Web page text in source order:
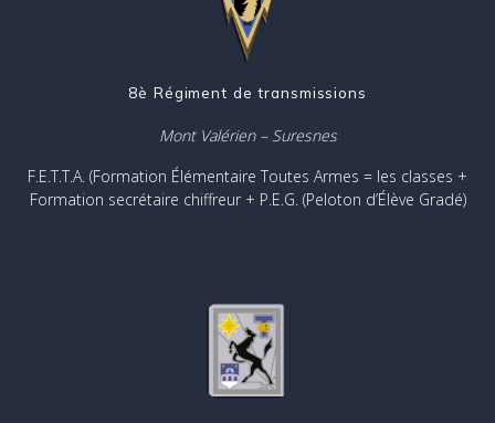
8è Régiment de transmissions
Mont Valérien – Suresnes
F.E.T.T.A. (Formation Élémentaire Toutes Armes = les classes +
Formation secrétaire chiffreur + P.E.G. (Peloton d’Élève Gradé)